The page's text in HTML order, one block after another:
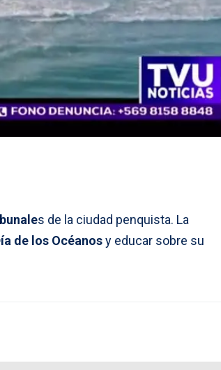
s de la ciudad penquista. La
de los Océanosy educar sobre su